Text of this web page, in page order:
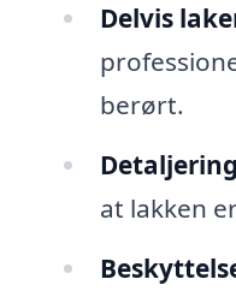
Delvis
berørt.
at lakken